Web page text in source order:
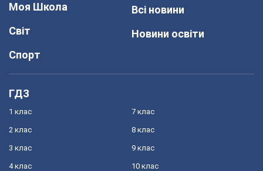
Моя Школа
Світ
Спорт
Всі новини
Новини освіти
ГДЗ
1 клас
2 клас
3 клас
4 клас
7 клас
8 клас
9 клас
10 клас